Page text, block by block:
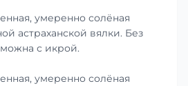
умеренно солёная
астраханской вялки. Без
с икрой.
умеренно солёная